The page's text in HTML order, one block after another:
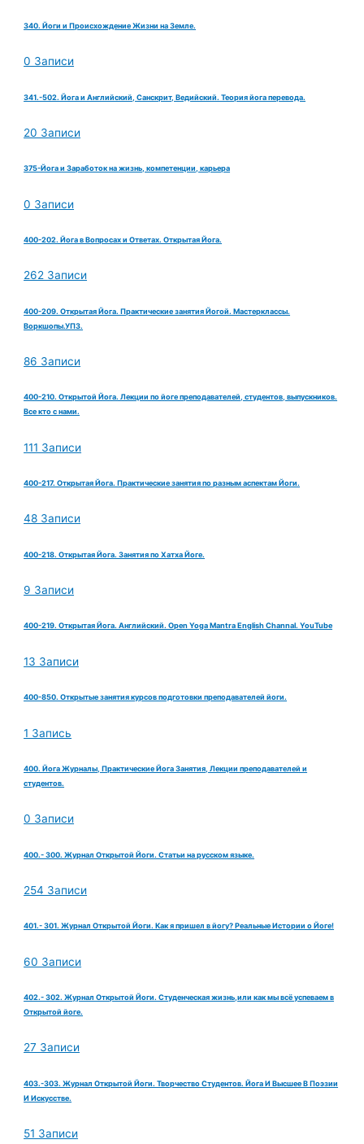
340. Йоги и Происхождение Жизни на Земле.
0 Записи
341.-502. Йога и Английский, Санскрит, Ведийский. Теория йога перевода.
20 Записи
375-Йога и Заработок на жизнь, компетенции, карьера
0 Записи
400-202. Йога в Вопросах и Ответах. Открытая Йога.
262 Записи
400-209. Открытая Йога. Практические занятия Йогой. Мастерклассы.
Воркшопы.УПЗ.
86 Записи
400-210. Открытой Йога. Лекции по йоге преподавателей, студентов, выпускников.
Все кто с нами.
111 Записи
400-217. Открытая Йога. Практические занятия по разным аспектам Йоги.
48 Записи
400-218. Открытая Йога. Занятия по Хатха Йоге.
9 Записи
400-219. Открытая Йога. Английский. Open Yoga Mantra English Channal. YouTube
13 Записи
400-850. Открытые занятия курсов подготовки преподавателей йоги.
1 Запись
400. Йога Журналы, Практические Йога Занятия, Лекции преподавателей и
студентов.
0 Записи
400.- 300. Журнал Открытой Йоги. Статьи на русском языке.
254 Записи
401.- 301. Журнал Открытой Йоги. Как я пришел в йогу? Реальные Истории о Йоге!
60 Записи
402.- 302. Журнал Открытой Йоги. Студенческая жизнь,или как мы всё успеваем в
Открытой йоге.
27 Записи
403.-303. Журнал Открытой Йоги. Творчество Студентов. Йога И Высшее В Поэзии
И Искусстве.
51 Записи